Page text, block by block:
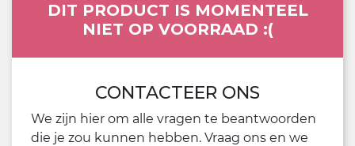
DIT PRODUCT IS MOMENTEEL
NIET OP VOORRAAD :(
CONTACTEER ONS
We zijn hier om alle vragen te beantwoorden
die je zou kunnen hebben. Vraag ons en we